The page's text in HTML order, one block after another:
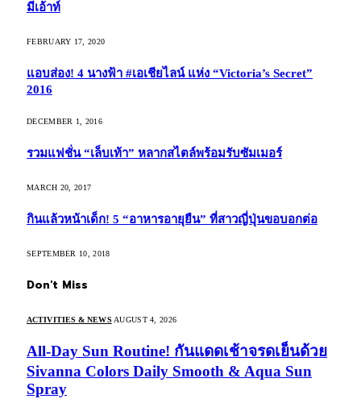
มีเอ้าท์
FEBRUARY 17, 2020
แอบส่อง! 4 นางฟ้า #เอเชียไลน์ แห่ง “Victoria’s Secret”
2016
DECEMBER 1, 2016
รวมแฟชั่น “เล็บเท้า” หลากสไตล์พร้อมรับซัมเมอร์
MARCH 20, 2017
กินแล้วหน้าเด็ก! 5 “อาหารอายุยืน” ที่สาวญี่ปุ่นขอบอกต่อ
SEPTEMBER 10, 2018
Don't Miss
ACTIVITIES & NEWS AUGUST 4, 2026
All-Day Sun Routine! กันแดดเช้าจรดเย็นด้วย
Sivanna Colors Daily Smooth & Aqua Sun
Spray